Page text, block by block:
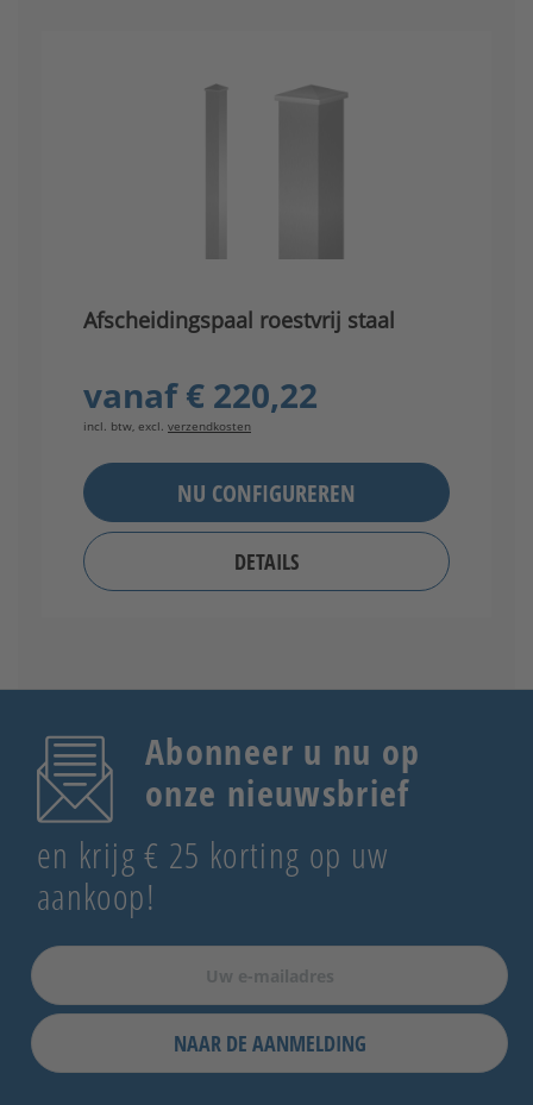
Afscheidingspaal roestvrij staal
vanaf€ 220,22
incl. btw, excl. verzendkosten
NU CONFIGUREREN
DETAILS
Abonneer u nu op
onze nieuwsbrief
en krijg € 25 korting op uw
aankoop!
NAAR DE AANMELDING